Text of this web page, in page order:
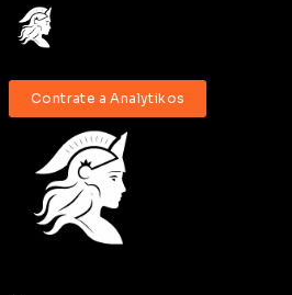
Contrate a Analytikos